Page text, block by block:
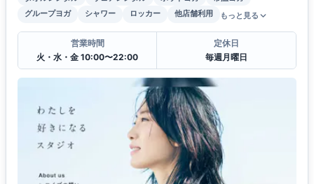
グループヨガ
シャワー ロッカー 他店舗利用 もっと見る
営業時間
火・水・金 10:00〜22:00
定休日
毎週月曜日